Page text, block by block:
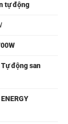
tự động
động san